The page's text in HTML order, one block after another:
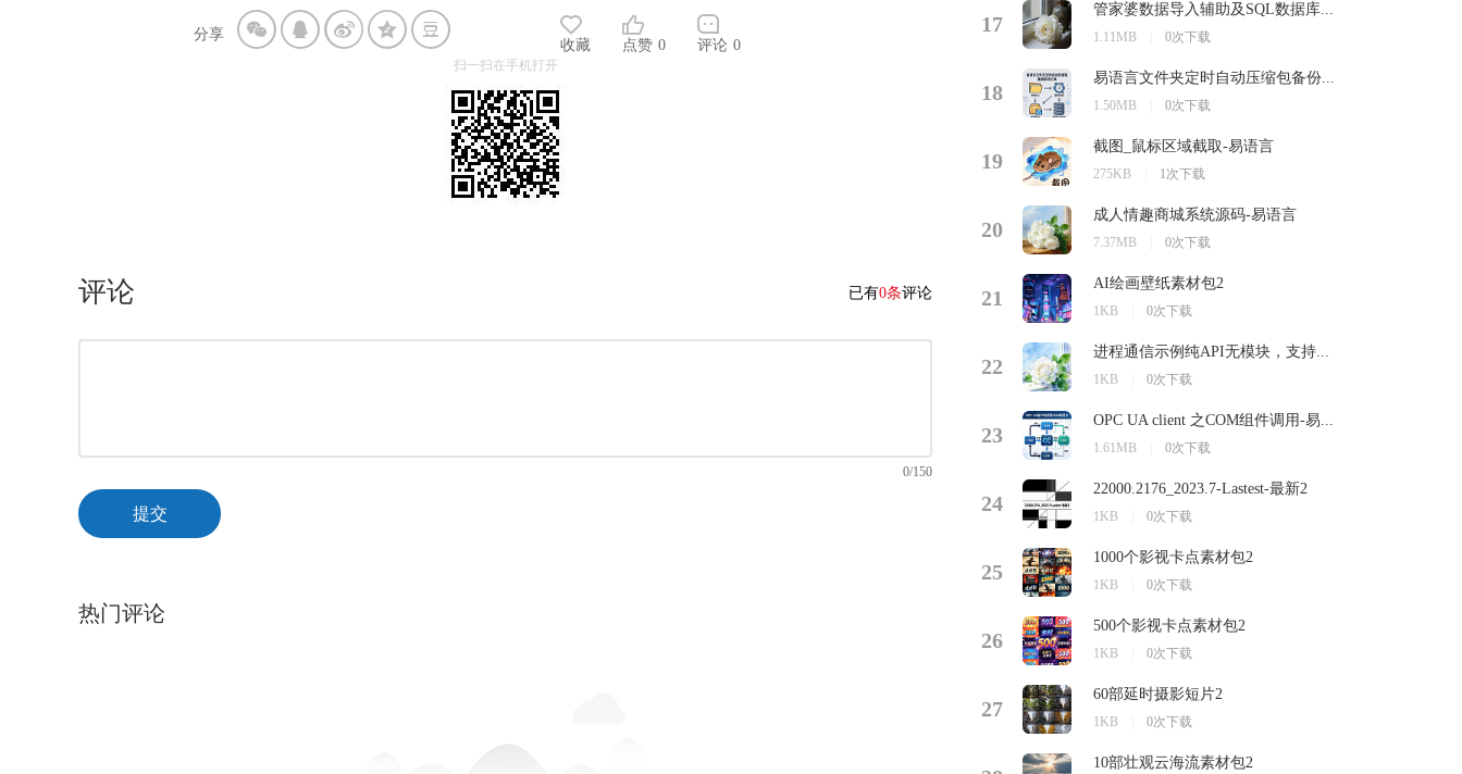
收藏 点赞 0 评论 0
分享
扫一扫在手机打开
评论 已有0条评论
0/150
提交
热门评论
17
管家婆数据导入辅助及SQL数据库...
1.11MB 0次下载
18
易语言文件夹定时自动压缩包备份...
1.50MB 0次下载
19
截图_鼠标区域截取-易语言
275KB 1次下载
20
成人情趣商城系统源码-易语言
7.37MB 0次下载
21
AI绘画壁纸素材包2
1KB 0次下载
22
进程通信示例纯API无模块，支持...
1KB 0次下载
23
OPC UA client 之COM组件调用-易...
1.61MB 0次下载
24
22000.2176_2023.7-Lastest-最新2
1KB 0次下载
25
1000个影视卡点素材包2
1KB 0次下载
26
500个影视卡点素材包2
1KB 0次下载
27
60部延时摄影短片2
1KB 0次下载
10部壮观云海流素材包2